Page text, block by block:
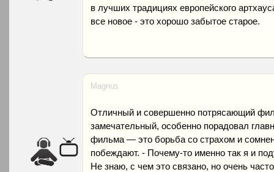
в лучших традициях европейского
все новое - это хорошо забытое старое.
Magnus
Отличный и совершенно потрясающий
замечательный, особенно порадовал
фильма — это борьба со страхом и
побеждают. - Почему-то именно так я и
Не знаю, с чем это связано, но очень